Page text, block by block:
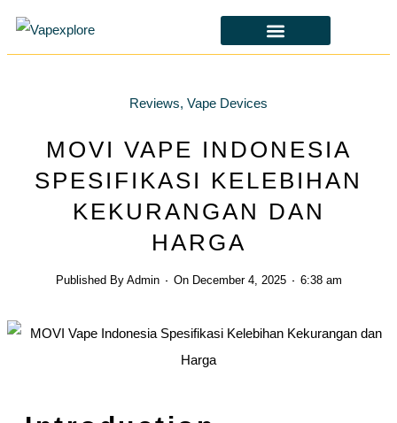
Reviews, Vape Devices
MOVI VAPE INDONESIA
SPESIFIKASI KELEBIHAN
KEKURANGAN DAN
HARGA
Published ByAdmin On December 4, 2025 6:38 am